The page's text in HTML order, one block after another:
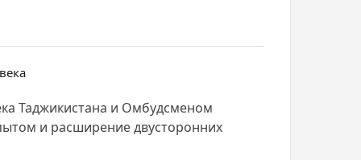
Таджикистана и Омбудсменом
и расширение двусторонних